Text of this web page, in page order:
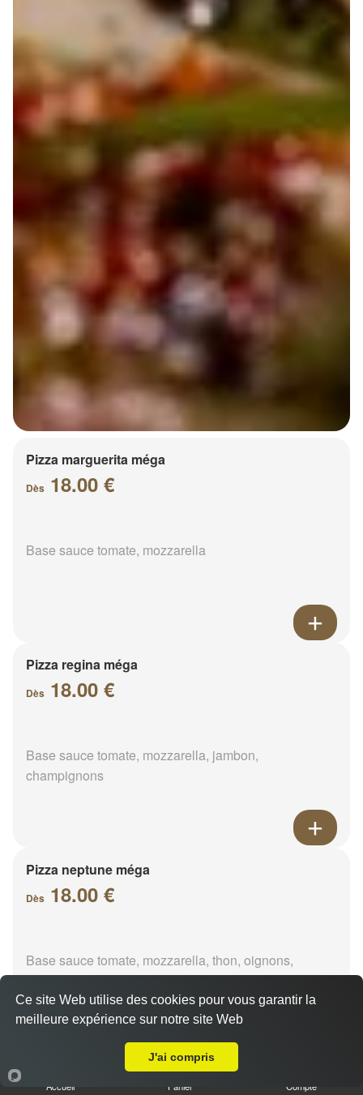
Pizza marguerita méga
Dès 18.00 €
Base sauce tomate, mozzarella
Pizza regina méga
Dès 18.00 €
Base sauce tomate, mozzarella, jambon,
champignons
Pizza neptune méga
Dès 18.00 €
Base sauce tomate, mozzarella, thon, oignons,
poivrons, olives
Pizza napolitaine méga
Accueil Panier Compte
Ce site Web utilise des cookies pour vous garantir la
meilleure expérience sur notre site Web
J'ai compris